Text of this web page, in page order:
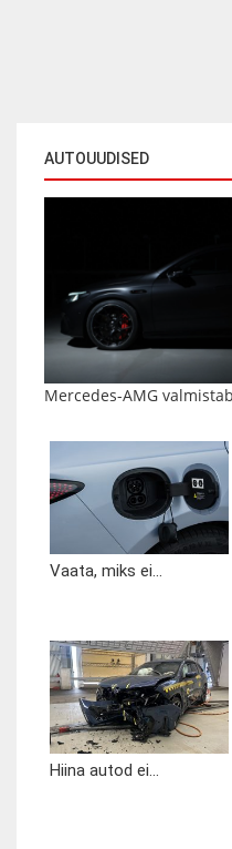
AUTOUUDISED
Mercedes-AMG
Vaata, miks ei...
Hiina autod ei...